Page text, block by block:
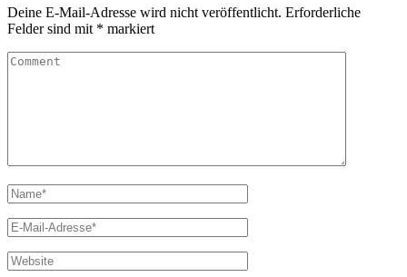
Deine E-Mail-Adresse wird nicht veröffentlicht. Erforderliche
Felder sind mit * markiert